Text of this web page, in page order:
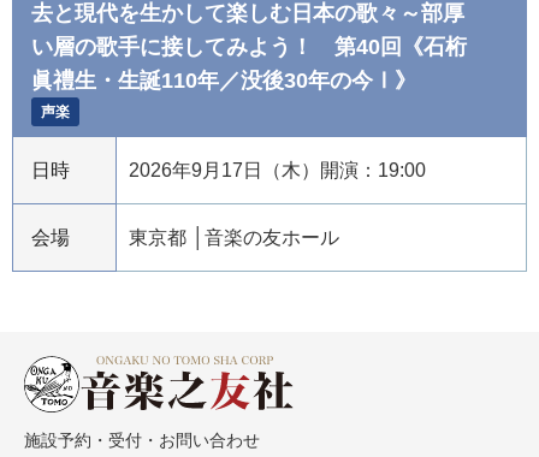
去と現代を生かして楽しむ日本の歌々～部厚
い層の歌手に接してみよう！ 第40回《石桁
眞禮生・生誕110年／没後30年の今Ⅰ》
声楽
日時 2026年9月17日（木）開演：19:00
会場 東京都 音楽の友ホール
施設予約・受付・お問い合わせ